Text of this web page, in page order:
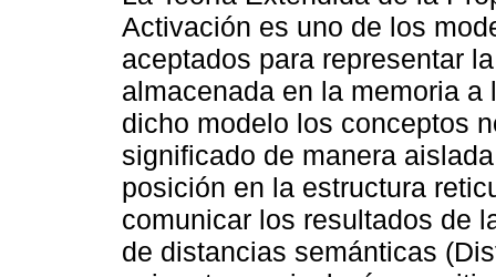
Activación es uno de los
aceptados para representar
almacenada en la memoria a
dicho modelo los conceptos
significado de manera
posición en la estructura
comunicar los resultados de
de distancias semánticas